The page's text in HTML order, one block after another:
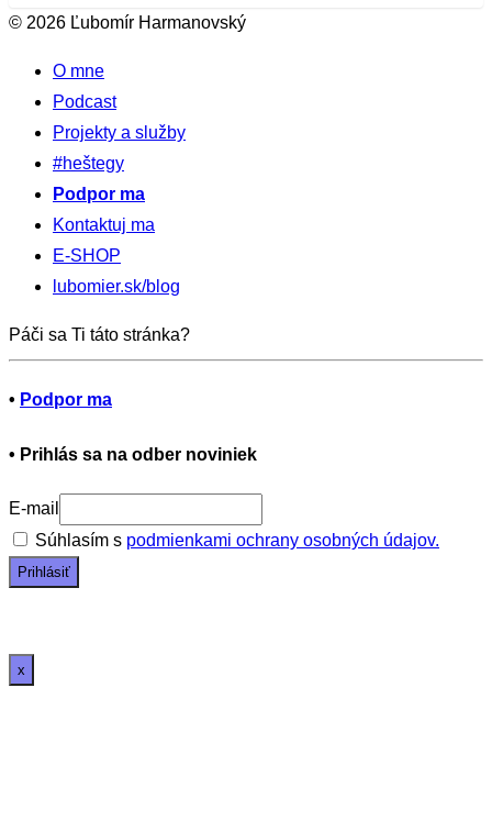
© 2026 Ľubomír Harmanovský
O mne
Podcast
Projekty a služby
#heštegy
Podpor ma
Kontaktuj ma
E-SHOP
lubomier.sk/blog
Páči sa Ti táto stránka?
• Podpor ma
• Prihlás sa na odber noviniek
E-mail
Súhlasím s podmienkami ochrany osobných údajov.
x